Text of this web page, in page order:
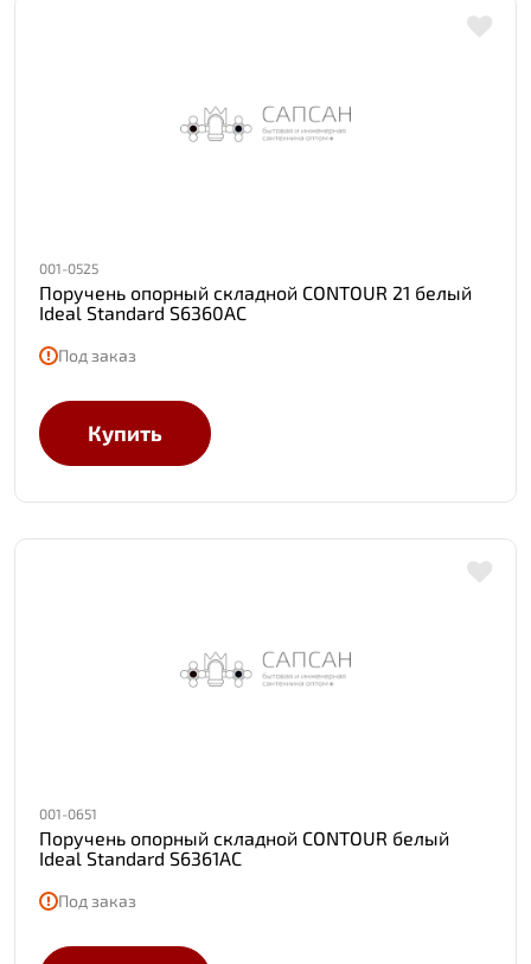
001-0525
Поручень опорный складной CONTOUR 21 белый
Ideal Standard S6360AC
Под заказ
Купить
001-0651
Поручень опорный складной CONTOUR белый
Ideal Standard S6361AC
Под заказ